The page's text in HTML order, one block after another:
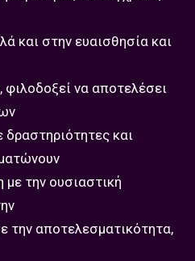
και στην ευαισθησία και
να αποτελέσει
και
με την ουσιαστική
την αποτελεσματικότητα,